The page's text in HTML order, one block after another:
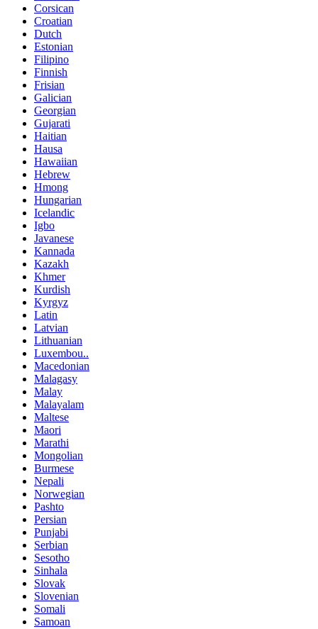
Corsican
Croatian
Dutch
Estonian
Filipino
Finnish
Frisian
Galician
Georgian
Gujarati
Haitian
Hausa
Hawaiian
Hebrew
Hmong
Hungarian
Icelandic
Igbo
Javanese
Kannada
Kazakh
Khmer
Kurdish
Kyrgyz
Latin
Latvian
Lithuanian
Luxembou..
Macedonian
Malagasy
Malay
Malayalam
Maltese
Maori
Marathi
Mongolian
Burmese
Nepali
Norwegian
Pashto
Persian
Punjabi
Serbian
Sesotho
Sinhala
Slovak
Slovenian
Somali
Samoan